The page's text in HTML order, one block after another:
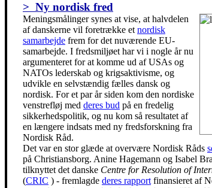
> Ny nordisk fred
Meningsmålinger synes at vise, at halvdelen
af danskerne vil foretrække et nordisk
samarbejde frem for det nuværende EU-
samarbejde. I fredsmiljøet har vi i nogle år nu
argumenteret for at komme ud af USAs og
NATOs lederskab og krigsaktivisme, og
udvikle en selvstændig fælles dansk og
nordisk. For et par år siden kom den nordiske
venstrefløj med deres bud på en fredelig
sikkerhedspolitik, og nu kom så resultatet af
en længere indsats med ny fredsforskning fra
Nordisk Råd.
Det var en stor glæde at overvære Nordisk Råds
på Christiansborg. Anine Hagemann og Isabel
tilknyttet det danske Centre for Resolution of
(CRIC ) - fremlagde deres rapport finansieret af